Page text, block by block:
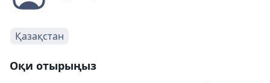
Қазақстан
Оқи отырыңыз